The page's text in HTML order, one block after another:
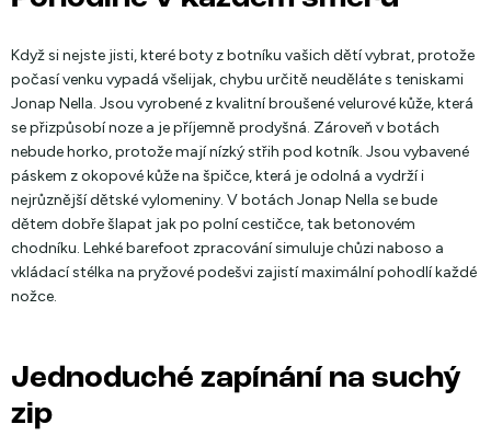
Když si nejste jisti, které boty z botníku vašich dětí vybrat, protože
počasí venku vypadá všelijak, chybu určitě neuděláte s teniskami
Jonap Nella. Jsou vyrobené z kvalitní broušené velurové kůže, která
se přizpůsobí noze a je příjemně prodyšná. Zároveň v botách
nebude horko, protože mají nízký střih pod kotník. Jsou vybavené
páskem z okopové kůže na špičce, která je odolná a vydrží i
nejrůznější dětské vylomeniny. V botách Jonap Nella se bude
dětem dobře šlapat jak po polní cestičce, tak betonovém
chodníku. Lehké barefoot zpracování simuluje chůzi naboso a
vkládací stélka na pryžové podešvi zajistí maximální pohodlí každé
nožce.
Jednoduché zapínání na suchý
zip